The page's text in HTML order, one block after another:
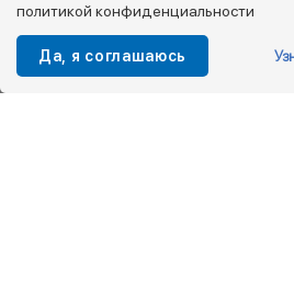
info@kotofey.ru
Магазины в Москва (50)
политикой конфиденциальности
Да, я соглашаюсь